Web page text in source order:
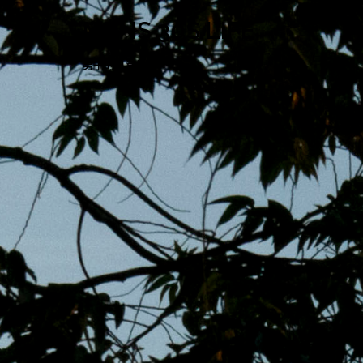
跳
至
主
內
MENS 30S LIFE
男子的日常生活